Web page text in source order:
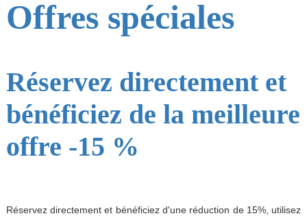
Offres spéciales
Réservez directement et
bénéficiez de la meilleure
offre -15 %
Réservez directement et bénéficiez d'une réduction de 15%, utilisez